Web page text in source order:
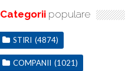
Categorii populare
STIRI (4874)
COMPANII (1021)